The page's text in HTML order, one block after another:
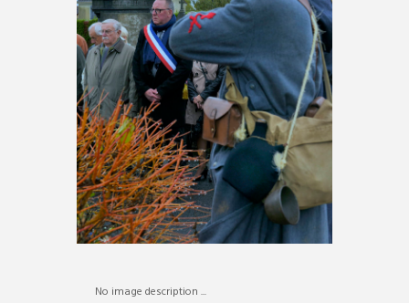
No image description ...